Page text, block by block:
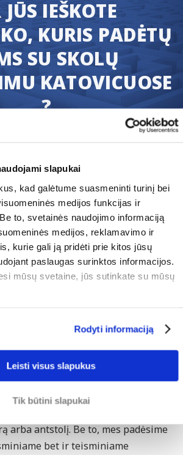
slapukai
kad galėtume suasmeninti turinį bei
medijos funkcijas ir
to, svetainės naudojimo informaciją
medijos, reklamavimo ir
kurie gali ją pridėti prie kitos jūsų
paslaugas surinktos informacijos.
mūsų svetaine, jūs sutinkate su mūsų
Rodyti informaciją
Leisti visus slapukus
Tik būtini slapukai
IEŠKOTE
KURIS PADĖTŲ
SU SKOLŲ
KATOVICUOSE
?
jog jūs greitai atgausite
apmokėjimą.
paraišką šiandiena ir mes
skolų išieškojimo
bylą.
Pateikti prašymą
YRA DIDESNI SU
advokatai turi daugiau išteklių ir
arba antstolį. Be to, mes padėsime
bet ir teisminiame